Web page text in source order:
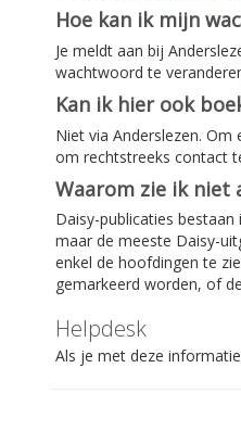
Hoe kan ik mijn
Je meldt aan bij
wachtwoord te
Kan ik hier ook
Niet via Anderslezen.
om rechtstreeks contact
Waarom zie ik niet
Daisy-publicaties
maar de meeste Daisy-
enkel de hoofdingen te
gemarkeerd worden, of
Helpdesk
Als je met deze